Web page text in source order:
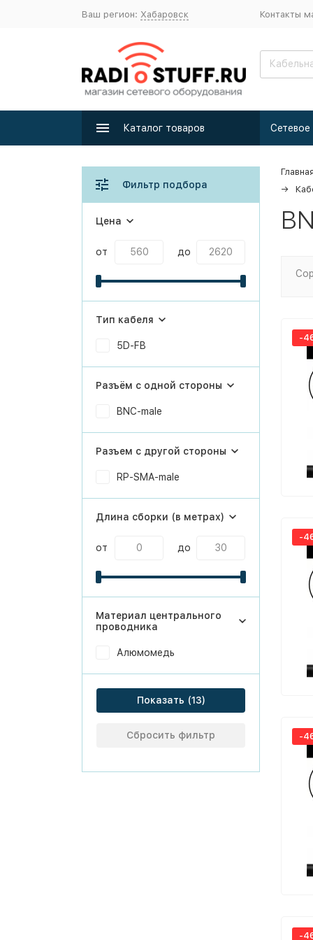
Ваш регион: Хабаровск Контакты
Каталог товаров
-
-
-
-
Фильтр подбора
Цена
от до
Тип кабеля
5D-FB
Разъём с одной стороны
BNC-male
Разъем с другой стороны
RP-SMA-male
Длина сборки (в метрах)
от до
Материал центрального
проводника
Алюмомедь
Показать
Сбросить фильтр